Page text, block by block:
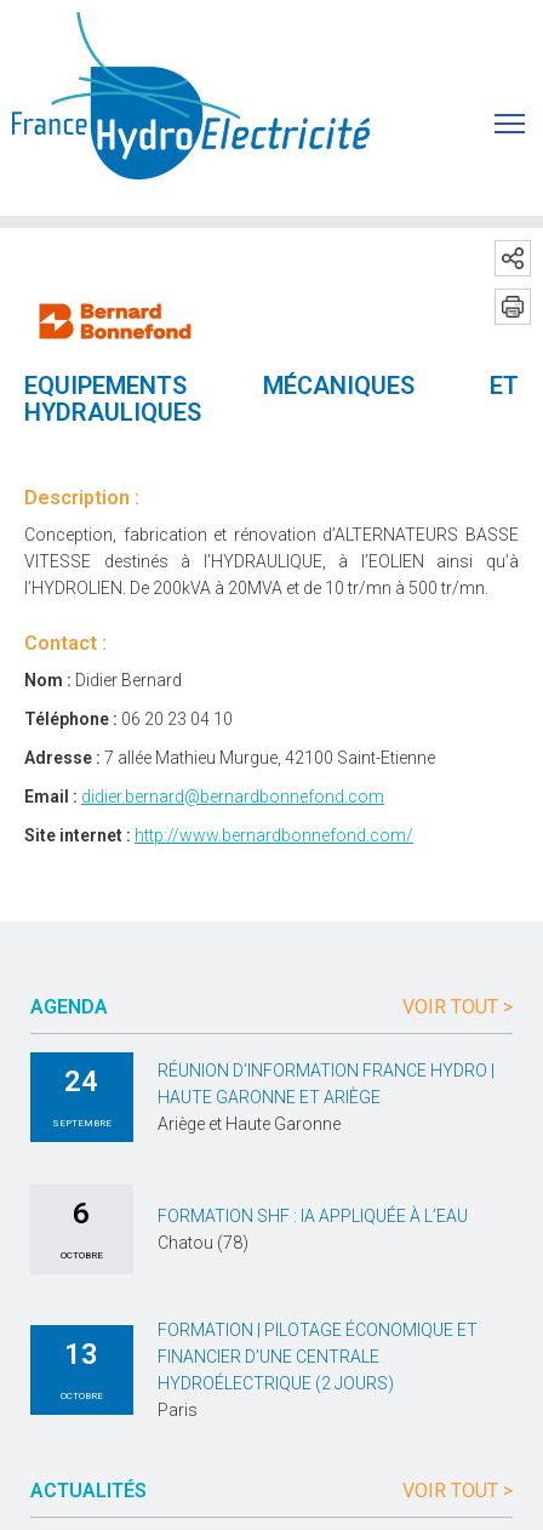
EQUIPEMENTS MÉCANIQUES ET
HYDRAULIQUES
Description :
Conception, fabrication et rénovation d’ALTERNATEURS BASSE
VITESSE destinés à l’HYDRAULIQUE, à l’EOLIEN ainsi qu’à
l’HYDROLIEN. De 200kVA à 20MVA et de 10 tr/mn à 500 tr/mn.
Contact :
Nom : Didier Bernard
Téléphone : 06 20 23 04 10
Adresse : 7 allée Mathieu Murgue, 42100 Saint-Etienne
Email : didier.bernard@bernardbonnefond.com
Site internet : http://www.bernardbonnefond.com/
AGENDA VOIR TOUT >
24
SEPTEMBRE
RÉUNION D’INFORMATION FRANCE HYDRO |
HAUTE GARONNE ET ARIÈGE
Ariège et Haute Garonne
6
OCTOBRE
FORMATION SHF : IA APPLIQUÉE À L’EAU
Chatou (78)
13
OCTOBRE
FORMATION | PILOTAGE ÉCONOMIQUE ET
FINANCIER D’UNE CENTRALE
HYDROÉLECTRIQUE (2 JOURS)
Paris
ACTUALITÉS VOIR TOUT >